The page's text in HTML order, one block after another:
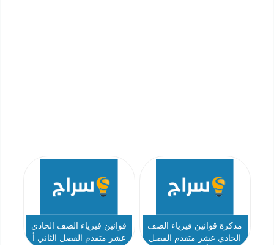
مذكرة قوانين فيزياء الصف
الحادي عشر متقدم الفصل
قوانين فيزياء الصف الحادي
عشر متقدم الفصل الثاني أ